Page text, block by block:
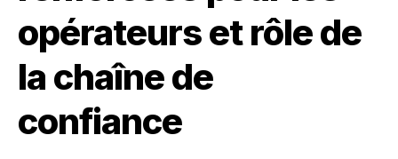
opérateurs et rôle de
la chaîne de
confiance